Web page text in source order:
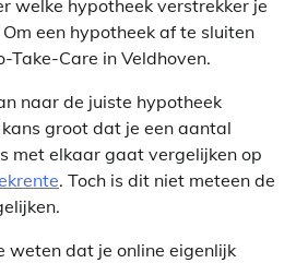
welke hypotheek verstrekker je
een hypotheek af te sluiten
Take-Care in Veldhoven.
naar de juiste hypotheek
groot dat je een aantal
met elkaar gaat vergelijken op
. Toch is dit niet meteen de
weten dat je online eigenlijk